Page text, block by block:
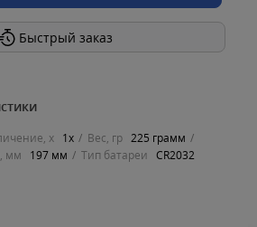
Быстрый заказ
х 1х Вес, гр 225 грамм
мм
197 мм Тип батареи CR2032